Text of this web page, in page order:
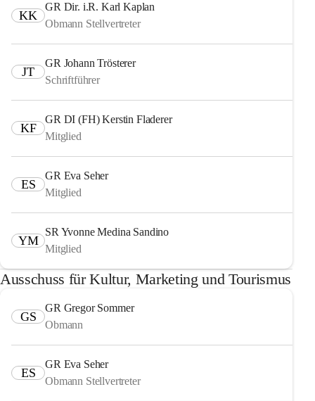
KK
GR Dir. i.R. Karl Kaplan
Obmann Stellvertreter
JT
GR Johann Trösterer
Schriftführer
KF
GR DI (FH) Kerstin Fladerer
Mitglied
ES
GR Eva Seher
Mitglied
YM
SR Yvonne Medina Sandino
Mitglied
Ausschuss für Kultur, Marketing und Tourismus
GS
GR Gregor Sommer
Obmann
ES
GR Eva Seher
Obmann Stellvertreter